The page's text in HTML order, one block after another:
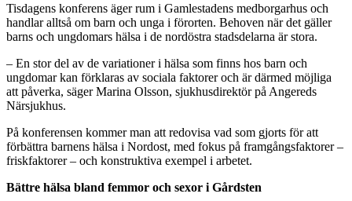
Tisdagens konferens äger rum i Gamlestadens medborgarhus och
handlar alltså om barn och unga i förorten. Behoven när det gäller
barns och ungdomars hälsa i de nordöstra stadsdelarna är stora.
– En stor del av de variationer i hälsa som finns hos barn och
ungdomar kan förklaras av sociala faktorer och är därmed möjliga
att påverka, säger Marina Olsson, sjukhusdirektör på Angereds
Närsjukhus.
På konferensen kommer man att redovisa vad som gjorts för att
förbättra barnens hälsa i Nordost, med fokus på framgångsfaktorer –
friskfaktorer – och konstruktiva exempel i arbetet.
Bättre hälsa bland femmor och sexor i Gårdsten